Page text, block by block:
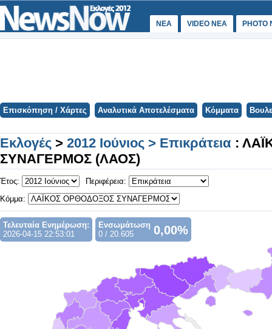
ΝΕΑ VIDEO NEA PHOTO
Επισκόπηση / Χάρτες Αναλυτικά Αποτελέσματα Κόμματα
Εκλογές > 2012 Ιούνιος > Επικράτεια :
ΣΥΝΑΓΕΡΜΟΣ (ΛΑΟΣ)
Έτος:
Περιφέρεια:
Κόμμα:
Τελευταία Ενημέρωση:
2026-04-15 22:53:01
Ενσωμάτωση
0 / 20.605
0,00%